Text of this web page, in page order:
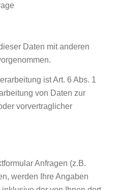
Daten mit anderen
ist Art. 6 Abs. 1
von Daten zur
vorvertraglicher
Anfragen (z.B.
werden Ihre Angaben